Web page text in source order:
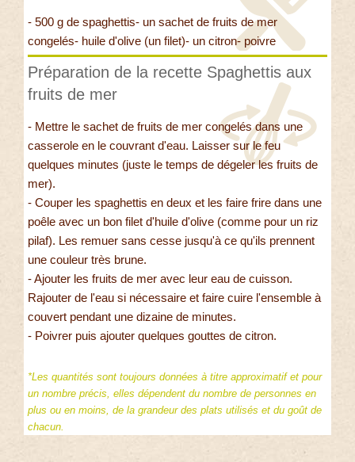
- 500 g de spaghettis- un sachet de fruits de mer
congelés- huile d'olive (un filet)- un citron- poivre
Préparation de la recette Spaghettis aux
fruits de mer
- Mettre le sachet de fruits de mer congelés dans une
casserole en le couvrant d'eau. Laisser sur le feu
quelques minutes (juste le temps de dégeler les fruits de
mer).
- Couper les spaghettis en deux et les faire frire dans une
poêle avec un bon filet d'huile d'olive (comme pour un riz
pilaf). Les remuer sans cesse jusqu'à ce qu'ils prennent
une couleur très brune.
- Ajouter les fruits de mer avec leur eau de cuisson.
Rajouter de l'eau si nécessaire et faire cuire l'ensemble à
couvert pendant une dizaine de minutes.
- Poivrer puis ajouter quelques gouttes de citron.
*Les quantités sont toujours données à titre approximatif et pour
un nombre précis, elles dépendent du nombre de personnes en
plus ou en moins, de la grandeur des plats utilisés et du goût de
chacun.